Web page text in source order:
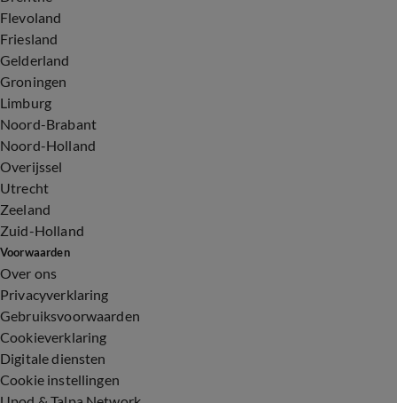
Flevoland
Friesland
Gelderland
Groningen
Limburg
Noord-Brabant
Noord-Holland
Overijssel
Utrecht
Zeeland
Zuid-Holland
Voorwaarden
Over ons
Privacyverklaring
Gebruiksvoorwaarden
Cookieverklaring
Digitale diensten
Cookie instellingen